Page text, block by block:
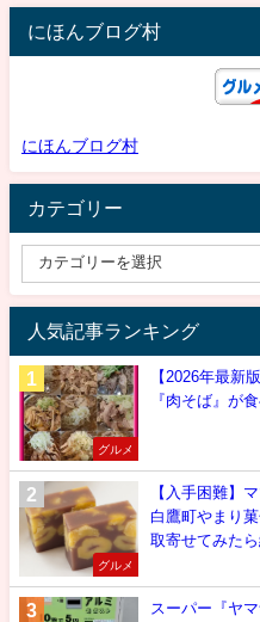
にほんブログ村
にほんブログ村
カテゴリー
人気記事ランキング
グルメ
【2026年最新
『肉そば』が
グルメ
【入手困難】
白鷹町やまり
取寄せてみたら
スーパー『ヤ